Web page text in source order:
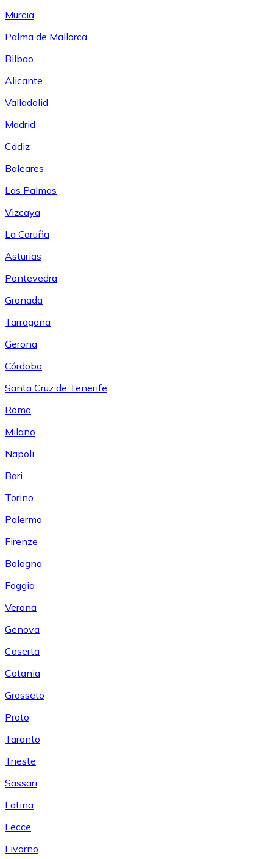
Murcia
Palma de Mallorca
Bilbao
Alicante
Valladolid
Madrid
Cádiz
Baleares
Las Palmas
Vizcaya
La Coruña
Asturias
Pontevedra
Granada
Tarragona
Gerona
Córdoba
Santa Cruz de Tenerife
Roma
Milano
Napoli
Bari
Torino
Palermo
Firenze
Bologna
Foggia
Verona
Genova
Caserta
Catania
Grosseto
Prato
Taranto
Trieste
Sassari
Latina
Lecce
Livorno